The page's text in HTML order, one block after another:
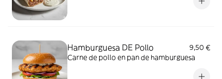
Hamburguesa DE Pollo
9,50 €
Carne de pollo en pan de hamburguesa